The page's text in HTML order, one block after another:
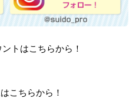
トはこちらから！
こちらから！